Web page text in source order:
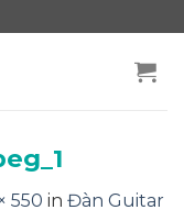
550 in Đàn Guitar